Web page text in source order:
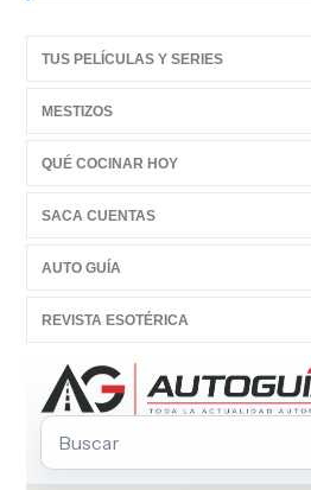
TUS PELÍCULAS Y SERIES
MESTIZOS
QUÉ COCINAR HOY
SACA CUENTAS
AUTO GUÍA
REVISTA ESOTÉRICA